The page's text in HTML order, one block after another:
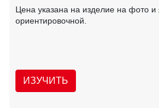
Цена указана на изделие на фото и
ориентировочной.
ИЗУЧИТЬ